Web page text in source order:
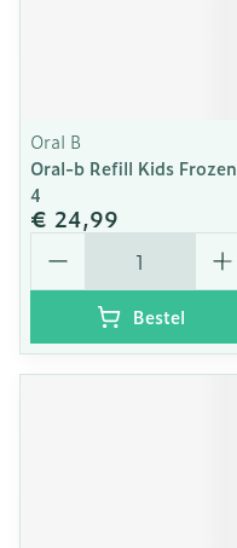
Oral B
Oral-b Refill Kids Frozen
4
€ 24,99
Aantal
Bestel